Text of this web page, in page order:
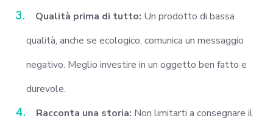
Qualità prima di tutto: Un prodotto di bassa
qualità, anche se ecologico, comunica un messaggio
negativo. Meglio investire in un oggetto ben fatto e
durevole.
Racconta una storia: Non limitarti a consegnare il